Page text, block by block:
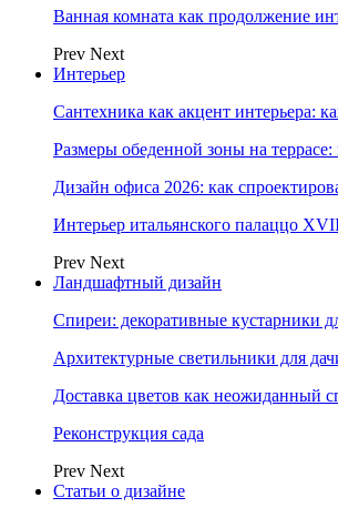
Ванная комната как продолжение
Prev Next
Интерьер
Сантехника как акцент интерьера:
Размеры обеденной зоны на террасе:
Дизайн офиса 2026: как
Интерьер итальянского палаццо
Prev Next
Ландшафтный дизайн
Спиреи: декоративные кустарники
Архитектурные светильники для
Доставка цветов как неожиданный
Реконструкция сада
Prev Next
Статьи о дизайне